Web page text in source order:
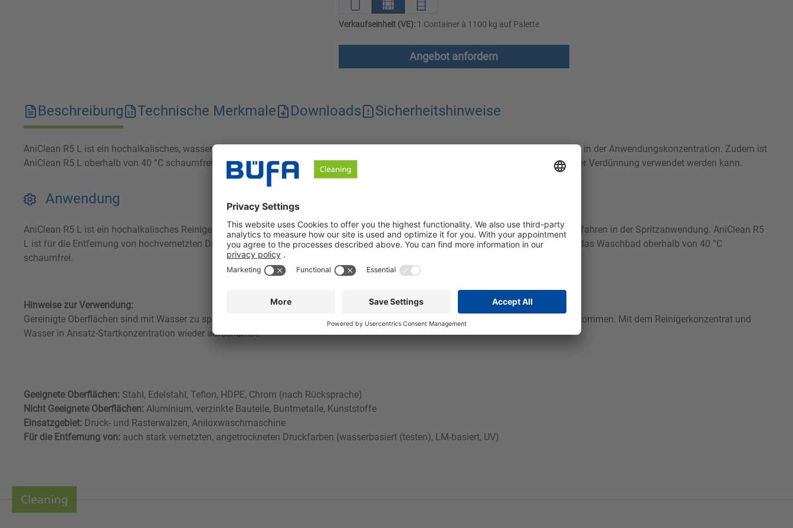
Verkaufseinheit (VE):1 Container à 1100 kg auf Palette
Angebot anfordern
Beschreibung Technische Merkmale Downloads Sicherheitshinweise
AniClean R5 L ist ein hochalkalisches, wassermischbares Reinigerkonzentrat. Das Konzentrat ist emissionsarm und nicht entflammbar in der Anwendungskonzentration. Zudem ist
AniClean R5 L oberhalb von 40 °C schaumfrei und ökonomisch, da es eine hohe Standzeit des Waschbades ermöglicht und in wässriger Verdünnung verwendet werden kann.
Anwendung
AniClean R5 L ist ein hochalkalisches Reinigerkonzentrat zur Herstellung von wässrigen Waschbädern für geschlossene Reinigungsverfahren in der Spritzanwendung. AniClean R5
L ist für die Entfernung von hochvernetzten Druckfarben von Druck- und Rasterwalzen ausgelegt. In der Anwendungskonzentration ist das Waschbad oberhalb von 40 °C
schaumfrei.
Hinweise zur Verwendung:
Gereinigte Oberflächen sind mit Wasser zu spülen. Durch Verdunstung und Verschleppung kann es zur Reduzierung des Waschbades kommen. Mit dem Reinigerkonzentrat und
Wasser in Ansatz-Startkonzentration wieder aufschärfen.
Geeignete Oberflächen: Stahl, Edelstahl, Teflon, HDPE, Chrom (nach Rücksprache)
Nicht Geeignete Oberflächen: Aluminium, verzinkte Bauteile, Buntmetalle, Kunststoffe
Einsatzgebiet: Druck- und Rasterwalzen, Aniloxwaschmaschine
Für die Entfernung von: auch stark vernetzten, angetrockneten Druckfarben (wasserbasiert (testen), LM-basiert, UV)